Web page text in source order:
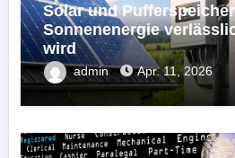
Solar und
Sonnenenergie
wird
admin Apr. 11, 2026